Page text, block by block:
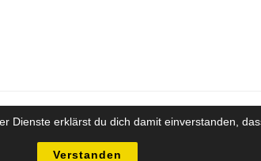
Impressum Datenschutz
erklärst du dich damit einverstanden,
Verstanden